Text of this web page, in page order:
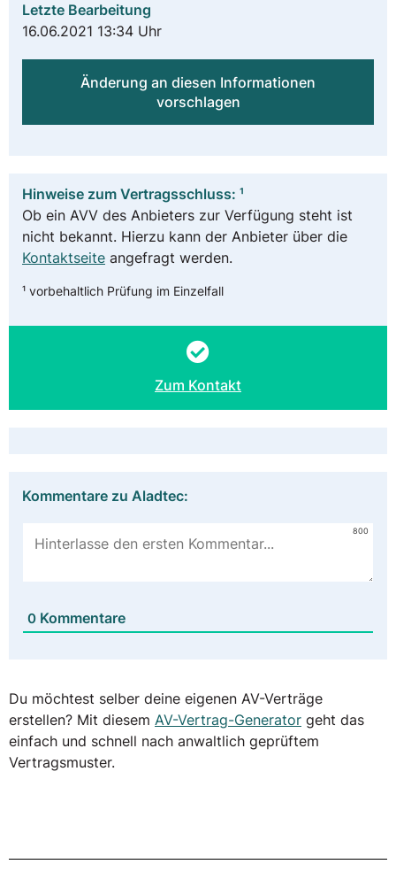
Letzte Bearbeitung
16.06.2021 13:34 Uhr
Änderung an diesen Informationen
vorschlagen
Hinweise zum Vertragsschluss: ¹
Ob ein AVV des Anbieters zur Verfügung steht ist
nicht bekannt. Hierzu kann der Anbieter über die
Kontaktseite angefragt werden.
¹ vorbehaltlich Prüfung im Einzelfall
Zum Kontakt
Kommentare zu Aladtec:
800
0 Kommentare
Du möchtest selber deine eigenen AV-Verträge
erstellen? Mit diesem AV-Vertrag-Generator geht das
einfach und schnell nach anwaltlich geprüftem
Vertragsmuster.